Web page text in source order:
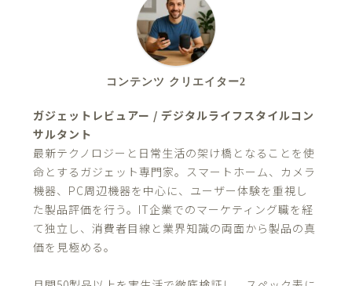
コンテンツ クリエイター2
ガジェットレビュアー / デジタルライフスタイルコン
サルタント
最新テクノロジーと日常生活の架け橋となることを使
命とするガジェット専門家。スマートホーム、カメラ
機器、PC周辺機器を中心に、ユーザー体験を重視し
た製品評価を行う。IT企業でのマーケティング職を経
て独立し、消費者目線と業界知識の両面から製品の真
価を見極める。